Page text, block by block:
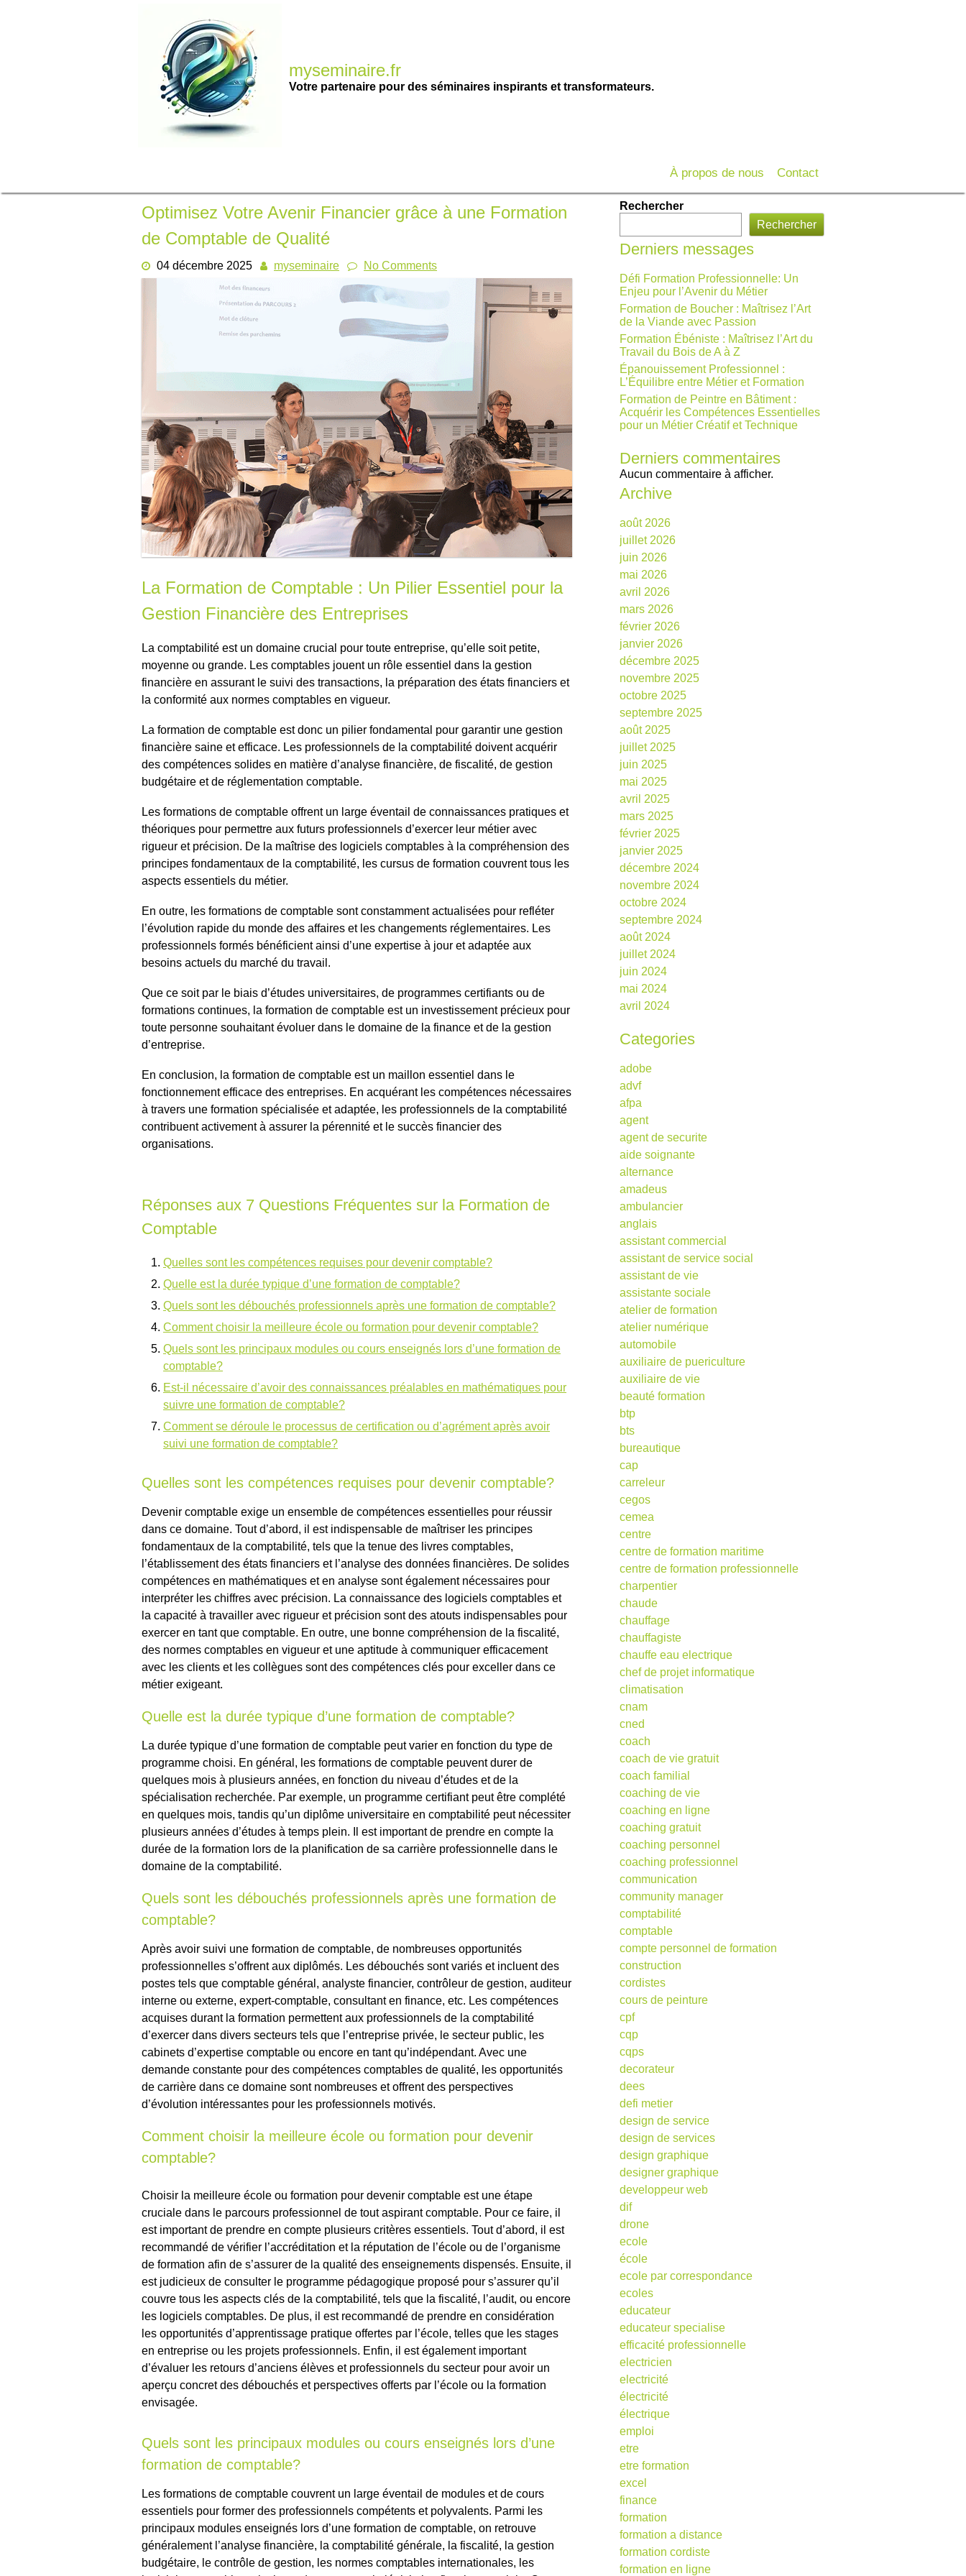
myseminaire.fr
Votre partenaire pour des séminaires inspirants et transformateurs.
À propos de nous Contact
Optimisez Votre Avenir Financier grâce à une Formation
de Comptable de Qualité
04 décembre 2025 myseminaire No Comments
La Formation de Comptable : Un Pilier Essentiel pour la
Gestion Financière des Entreprises
La comptabilité est un domaine crucial pour toute entreprise, qu’elle soit petite,
moyenne ou grande. Les comptables jouent un rôle essentiel dans la gestion
financière en assurant le suivi des transactions, la préparation des états financiers et
la conformité aux normes comptables en vigueur.
La formation de comptable est donc un pilier fondamental pour garantir une gestion
financière saine et efficace. Les professionnels de la comptabilité doivent acquérir
des compétences solides en matière d’analyse financière, de fiscalité, de gestion
budgétaire et de réglementation comptable.
Les formations de comptable offrent un large éventail de connaissances pratiques et
théoriques pour permettre aux futurs professionnels d’exercer leur métier avec
rigueur et précision. De la maîtrise des logiciels comptables à la compréhension des
principes fondamentaux de la comptabilité, les cursus de formation couvrent tous les
aspects essentiels du métier.
En outre, les formations de comptable sont constamment actualisées pour refléter
l’évolution rapide du monde des affaires et les changements réglementaires. Les
professionnels formés bénéficient ainsi d’une expertise à jour et adaptée aux
besoins actuels du marché du travail.
Que ce soit par le biais d’études universitaires, de programmes certifiants ou de
formations continues, la formation de comptable est un investissement précieux pour
toute personne souhaitant évoluer dans le domaine de la finance et de la gestion
d’entreprise.
En conclusion, la formation de comptable est un maillon essentiel dans le
fonctionnement efficace des entreprises. En acquérant les compétences nécessaires
à travers une formation spécialisée et adaptée, les professionnels de la comptabilité
contribuent activement à assurer la pérennité et le succès financier des
organisations.
Réponses aux 7 Questions Fréquentes sur la Formation de
Comptable
Quelles sont les compétences requises pour devenir comptable?
Quelle est la durée typique d’une formation de comptable?
Quels sont les débouchés professionnels après une formation de comptable?
Comment choisir la meilleure école ou formation pour devenir comptable?
Quels sont les principaux modules ou cours enseignés lors d’une formation de
comptable?
Est-il nécessaire d’avoir des connaissances préalables en mathématiques pour
suivre une formation de comptable?
Comment se déroule le processus de certification ou d’agrément après avoir
suivi une formation de comptable?
Quelles sont les compétences requises pour devenir comptable?
Devenir comptable exige un ensemble de compétences essentielles pour réussir
dans ce domaine. Tout d’abord, il est indispensable de maîtriser les principes
fondamentaux de la comptabilité, tels que la tenue des livres comptables,
l’établissement des états financiers et l’analyse des données financières. De solides
compétences en mathématiques et en analyse sont également nécessaires pour
interpréter les chiffres avec précision. La connaissance des logiciels comptables et
la capacité à travailler avec rigueur et précision sont des atouts indispensables pour
exercer en tant que comptable. En outre, une bonne compréhension de la fiscalité,
des normes comptables en vigueur et une aptitude à communiquer efficacement
avec les clients et les collègues sont des compétences clés pour exceller dans ce
métier exigeant.
Quelle est la durée typique d’une formation de comptable?
La durée typique d’une formation de comptable peut varier en fonction du type de
programme choisi. En général, les formations de comptable peuvent durer de
quelques mois à plusieurs années, en fonction du niveau d’études et de la
spécialisation recherchée. Par exemple, un programme certifiant peut être complété
en quelques mois, tandis qu’un diplôme universitaire en comptabilité peut nécessiter
plusieurs années d’études à temps plein. Il est important de prendre en compte la
durée de la formation lors de la planification de sa carrière professionnelle dans le
domaine de la comptabilité.
Quels sont les débouchés professionnels après une formation de
comptable?
Après avoir suivi une formation de comptable, de nombreuses opportunités
professionnelles s’offrent aux diplômés. Les débouchés sont variés et incluent des
postes tels que comptable général, analyste financier, contrôleur de gestion, auditeur
interne ou externe, expert-comptable, consultant en finance, etc. Les compétences
acquises durant la formation permettent aux professionnels de la comptabilité
d’exercer dans divers secteurs tels que l’entreprise privée, le secteur public, les
cabinets d’expertise comptable ou encore en tant qu’indépendant. Avec une
demande constante pour des compétences comptables de qualité, les opportunités
de carrière dans ce domaine sont nombreuses et offrent des perspectives
d’évolution intéressantes pour les professionnels motivés.
Comment choisir la meilleure école ou formation pour devenir
comptable?
Choisir la meilleure école ou formation pour devenir comptable est une étape
cruciale dans le parcours professionnel de tout aspirant comptable. Pour ce faire, il
est important de prendre en compte plusieurs critères essentiels. Tout d’abord, il est
recommandé de vérifier l’accréditation et la réputation de l’école ou de l’organisme
de formation afin de s’assurer de la qualité des enseignements dispensés. Ensuite, il
est judicieux de consulter le programme pédagogique proposé pour s’assurer qu’il
couvre tous les aspects clés de la comptabilité, tels que la fiscalité, l’audit, ou encore
les logiciels comptables. De plus, il est recommandé de prendre en considération
les opportunités d’apprentissage pratique offertes par l’école, telles que les stages
en entreprise ou les projets professionnels. Enfin, il est également important
d’évaluer les retours d’anciens élèves et professionnels du secteur pour avoir un
aperçu concret des débouchés et perspectives offerts par l’école ou la formation
envisagée.
Quels sont les principaux modules ou cours enseignés lors d’une
formation de comptable?
Les formations de comptable couvrent un large éventail de modules et de cours
essentiels pour former des professionnels compétents et polyvalents. Parmi les
principaux modules enseignés lors d’une formation de comptable, on retrouve
généralement l’analyse financière, la comptabilité générale, la fiscalité, la gestion
budgétaire, le contrôle de gestion, les normes comptables internationales, les
Rechercher
Rechercher
Derniers messages
Défi Formation Professionnelle: Un
Enjeu pour l’Avenir du Métier
Formation de Boucher : Maîtrisez l’Art
de la Viande avec Passion
Formation Ébéniste : Maîtrisez l’Art du
Travail du Bois de A à Z
Épanouissement Professionnel :
L’Équilibre entre Métier et Formation
Formation de Peintre en Bâtiment :
Acquérir les Compétences Essentielles
pour un Métier Créatif et Technique
Derniers commentaires
Aucun commentaire à afficher.
Archive
août 2026
juillet 2026
juin 2026
mai 2026
avril 2026
mars 2026
février 2026
janvier 2026
décembre 2025
novembre 2025
octobre 2025
septembre 2025
août 2025
juillet 2025
juin 2025
mai 2025
avril 2025
mars 2025
février 2025
janvier 2025
décembre 2024
novembre 2024
octobre 2024
septembre 2024
août 2024
juillet 2024
juin 2024
mai 2024
avril 2024
Categories
adobe
advf
afpa
agent
agent de securite
aide soignante
alternance
amadeus
ambulancier
anglais
assistant commercial
assistant de service social
assistant de vie
assistante sociale
atelier de formation
atelier numérique
automobile
auxiliaire de puericulture
auxiliaire de vie
beauté formation
btp
bts
bureautique
cap
carreleur
cegos
cemea
centre
centre de formation maritime
centre de formation professionnelle
charpentier
chaude
chauffage
chauffagiste
chauffe eau electrique
chef de projet informatique
climatisation
cnam
cned
coach
coach de vie gratuit
coach familial
coaching de vie
coaching en ligne
coaching gratuit
coaching personnel
coaching professionnel
communication
community manager
comptabilité
comptable
compte personnel de formation
construction
cordistes
cours de peinture
cpf
cqp
cqps
decorateur
dees
defi metier
design de service
design de services
design graphique
designer graphique
developpeur web
dif
drone
ecole
école
ecole par correspondance
ecoles
educateur
educateur specialise
efficacité professionnelle
electricien
electricité
électricité
électrique
emploi
etre
etre formation
excel
finance
formation
formation a distance
formation cordiste
formation en ligne